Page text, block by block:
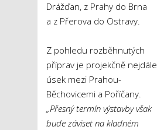
Drážďan, z Prahy do Brna
a z Přerova do Ostravy.
Z pohledu rozběhnutých
příprav je projekčně nejdále
úsek mezi Prahou-
Běchovicemi a Poříčany.
„Přesný termín výstavby však
bude záviset na kladném